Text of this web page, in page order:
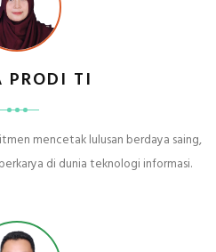
PRODI TI
mencetak lulusan berdaya saing,
di dunia teknologi informasi.